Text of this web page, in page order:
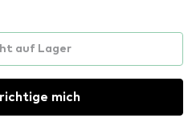
auf Lager
mich